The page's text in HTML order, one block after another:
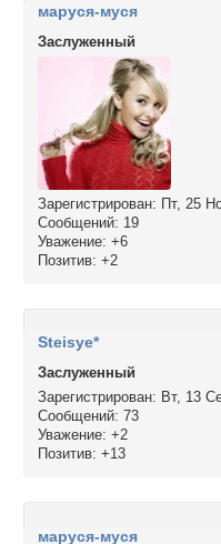
маруся-муся
Заслуженный
Зарегистрирован: Пт, 25
Сообщений: 19
Уважение: +6
Позитив: +2
Steisye*
Заслуженный
Зарегистрирован: Вт, 13
Сообщений: 73
Уважение: +2
Позитив: +13
маруся-муся